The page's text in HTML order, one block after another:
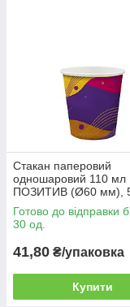
Стакан паперовий
одношаровий 110 мл
ПОЗИТИВ (Ø60 мм),
уп. (84 уп./ящик)
Готово до відправки
30 од.
41,80 ₴/упаковка
Купити